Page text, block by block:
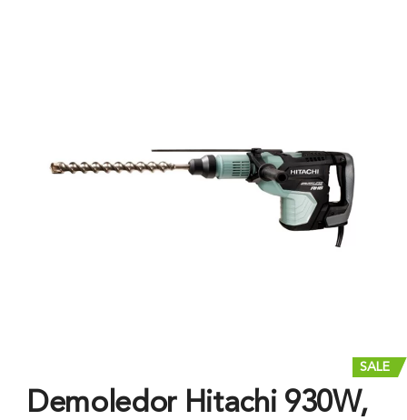
SALE
Demoledor Hitachi 930W,